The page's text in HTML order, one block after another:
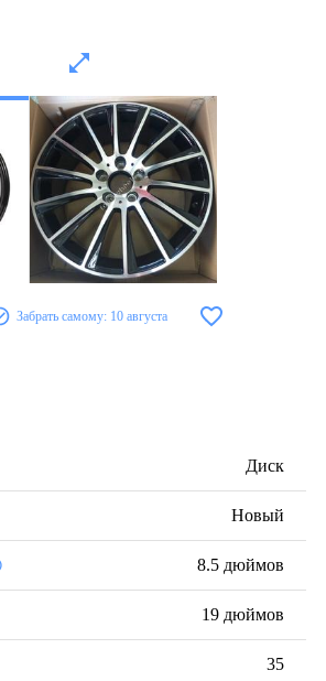
Забрать самому: 10 августа
Диск
Новый
8.5 дюймов
19 дюймов
35